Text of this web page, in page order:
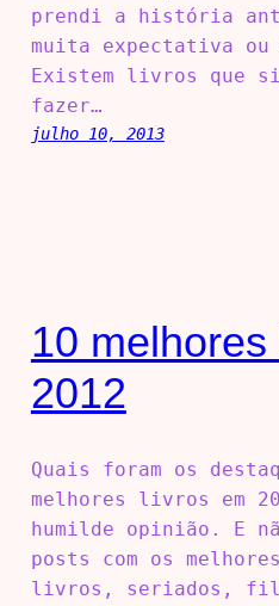
prendi a história
muita expectativa ou
Existem livros que
fazer…
julho 10, 2013
10
2012
Quais foram os
melhores livros em
humilde opinião. E
posts com os
livros, seriados,